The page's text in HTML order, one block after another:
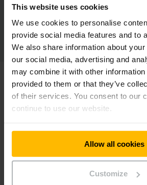
This website uses cookies
We use cookies to personalise
provide social media features and to
We also share information about
our social media, advertising and
may combine it with other information
provided to them or that they’ve
of their services. You consent to our
continue to use our website.
Allow all cookies
Customize
AXEL BAACKE
SENIOR PROCESS ENGINEER
GROUP
Fahrerlose
Jungheinrich ist die
Ergänzung für unsere
Produktionslogistik.“